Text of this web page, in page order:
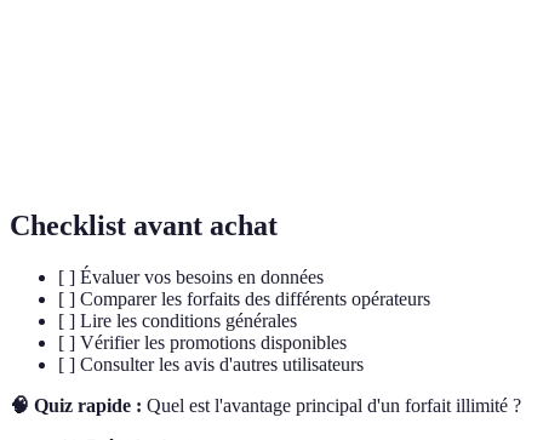
Checklist avant achat
[ ] Évaluer vos besoins en données
[ ] Comparer les forfaits des différents opérateurs
[ ] Lire les conditions générales
[ ] Vérifier les promotions disponibles
[ ] Consulter les avis d'autres utilisateurs
🧠 Quiz rapide : Quel est l'avantage principal d'un forfait illimité ?